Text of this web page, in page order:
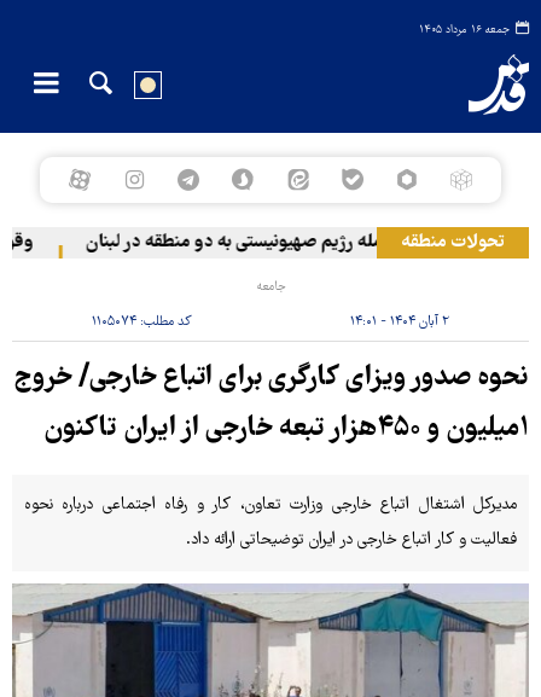
جمعه ۱۶ مرداد ۱۴۰۵
تحولات منطقهحمله رژیم صهیونیستی به دو منطقه در لبنان
جامعه
۲ آبان ۱۴۰۴ - ۱۴:۰۱ کد مطلب:۱۱۰۵۰۷۴
نحوه صدور ویزای کارگری برای اتباع خارجی/ خروج
۱میلیون و ۴۵۰هزار تبعه خارجی از ایران تاکنون
مدیرکل اشتغال اتباع خارجی وزارت تعاون، کار و رفاه اجتماعی درباره نحوه
فعالیت و کار اتباع خارجی در ایران توضیحاتی ارائه داد.